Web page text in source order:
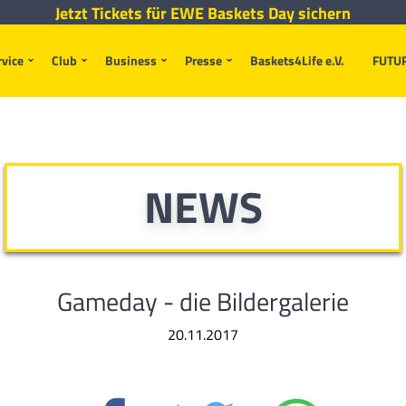
Club Business Presse Baskets4Life e.V.
Jetzt Tickets für EWE Baskets Day sichern
NEWS
Gameday - die Bildergalerie
20.11.2017